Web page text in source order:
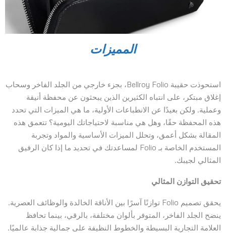
المميزات
استحوذت حقيبة Bellroy Folio، بجزء خارجي من الجلد الفاخر وسحاب
إغلاق مبتكر، على انتباه الكثيرين الذين يبحثون عن محفظة أنيقة
وعملية. ولكن بعيدًا عن الانطباعات الأولية، ما هي الميزات التي تحدد
هذه المحفظة حقًا، وهل هي مناسبة لاحتياجاتك اليومية؟ تتعمق هذه
المقالة بشكل أعمق، وتحلل الميزات الأساسية والمواد وتجربة
المستخدم الخاصة بـ Folio لمساعدتك في تحديد ما إذا كان الرفيق
المثالي لجيبك.
تحقيق التوازن المثالي
يحقق تصميم Folio توازنًا آسرًا بين الأناقة الخالدة والوظائف العصرية.
ينضح الجلد الفاخر، المتوفر بألوان مختلفة، بالرقي، بينما تحافظ
العلامة التجارية البسيطة والخطوط النظيفة على جمالية جذابة عالميًا.